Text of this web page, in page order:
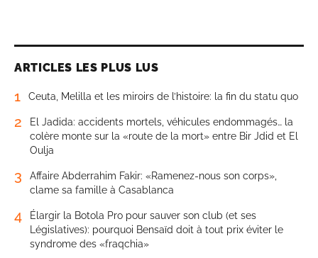
ARTICLES LES PLUS LUS
1 Ceuta, Melilla et les miroirs de l’histoire: la fin du statu quo
2
El Jadida: accidents mortels, véhicules endommagés… la
colère monte sur la «route de la mort» entre Bir Jdid et El
Oulja
3
Affaire Abderrahim Fakir: «Ramenez-nous son corps»,
clame sa famille à Casablanca
4
Élargir la Botola Pro pour sauver son club (et ses
Législatives): pourquoi Bensaïd doit à tout prix éviter le
syndrome des «fraqchia»